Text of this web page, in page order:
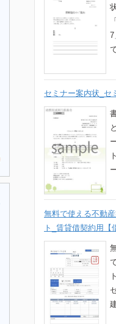
7
セミナー案内状_セ
無料で使える不動
ト_賃貸借契約用【